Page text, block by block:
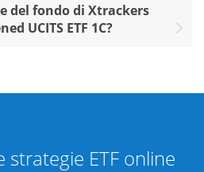
del fondo di Xtrackers
UCITS ETF 1C?
strategie ETF online